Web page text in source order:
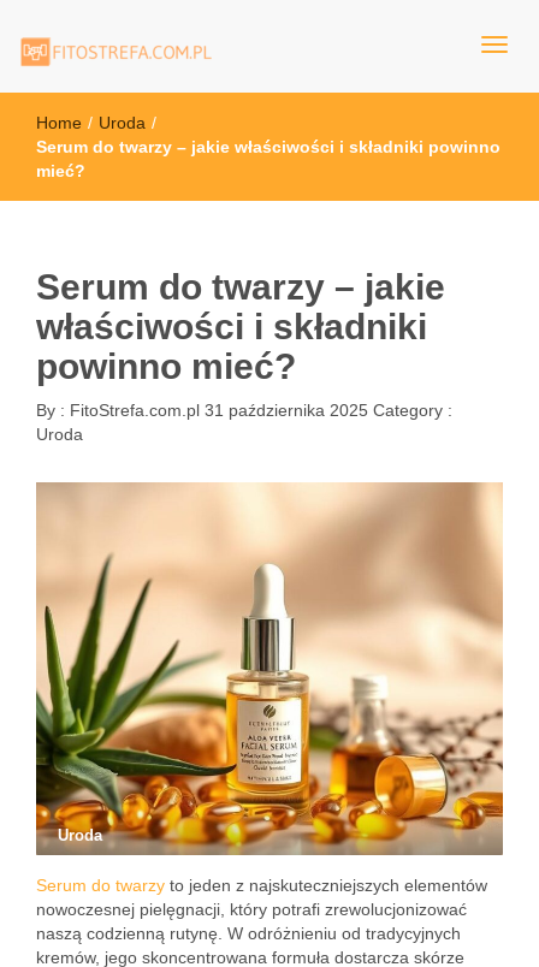
FitoStrefa.com.pl
Home / Uroda /
Serum do twarzy – jakie właściwości i składniki powinno
mieć?
Serum do twarzy – jakie
właściwości i składniki
powinno mieć?
By : FitoStrefa.com.pl 31 października 2025 Category :
Uroda
Uroda
Serum do twarzy to jeden z najskuteczniejszych elementów
nowoczesnej pielęgnacji, który potrafi zrewolucjonizować
naszą codzienną rutynę. W odróżnieniu od tradycyjnych
kremów, jego skoncentrowana formuła dostarcza skórze